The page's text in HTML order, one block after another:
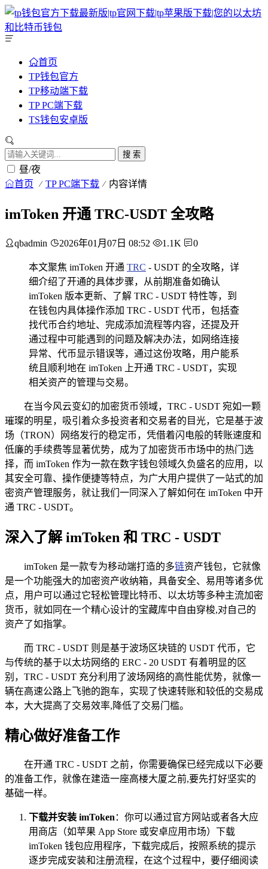
首页
TP钱包官方
TP移动端下载
TP PC端下载
TS钱包安卓版
搜 索
昼/夜
首页 TP PC端下载 内容详情
imToken 开通 TRC-USDT 全攻略
qbadmin 2026年01月07日 08:52 1.1K 0
本文聚焦 imToken 开通 TRC - USDT 的全攻略，详
细介绍了开通的具体步骤，从前期准备如确认
imToken 版本更新、了解 TRC - USDT 特性等，到
在钱包内具体操作添加 TRC - USDT 代币，包括查
找代币合约地址、完成添加流程等内容，还提及开
通过程中可能遇到的问题及解决办法，如网络连接
异常、代币显示错误等，通过这份攻略，用户能系
统且顺利地在 imToken 上开通 TRC - USDT，实现
相关资产的管理与交易。
在当今风云变幻的加密货币领域，TRC - USDT 宛如一颗
璀璨的明星，吸引着众多投资者和交易者的目光，它是基于波
场（TRON）网络发行的稳定币，凭借着闪电般的转账速度和
低廉的手续费等显著优势，成为了加密货币市场中的热门选
择，而 imToken 作为一款在数字钱包领域久负盛名的应用，以
其安全可靠、操作便捷等特点，为广大用户提供了一站式的加
密资产管理服务，就让我们一同深入了解如何在 imToken 中开
通 TRC - USDT。
深入了解 imToken 和 TRC - USDT
imToken 是一款专为移动端打造的多链资产钱包，它就像
是一个功能强大的加密资产收纳箱，具备安全、易用等诸多优
点，用户可以通过它轻松管理比特币、以太坊等多种主流加密
货币，就如同在一个精心设计的宝藏库中自由穿梭,对自己的
资产了如指掌。
而 TRC - USDT 则是基于波场区块链的 USDT 代币，它
与传统的基于以太坊网络的 ERC - 20 USDT 有着明显的区
别，TRC - USDT 充分利用了波场网络的高性能优势，就像一
辆在高速公路上飞驰的跑车，实现了快速转账和较低的交易成
本，大大提高了交易效率,降低了交易门槛。
精心做好准备工作
在开通 TRC - USDT 之前，你需要确保已经完成以下必要
的准备工作，就像在建造一座高楼大厦之前,要先打好坚实的
基础一样。
下载并安装 imToken：你可以通过官方网站或者各大应
用商店（如苹果 App Store 或安卓应用市场）下载
imToken 钱包应用程序，下载完成后，按照系统的提示
逐步完成安装和注册流程，在这个过程中，要仔细阅读